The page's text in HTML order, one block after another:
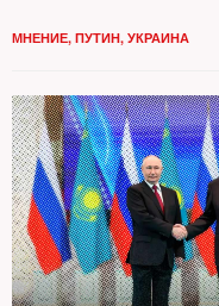
МНЕНИЕ, ПУТИН, УКРАИНА